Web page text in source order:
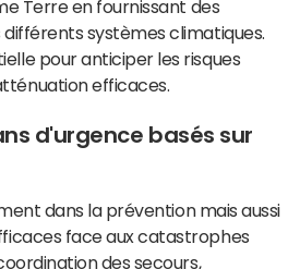
Terre en fournissant des
systèmes climatiques.
pour anticiper les risques
efficaces.
d'urgence basés sur
dans la prévention mais aussi
face aux catastrophes
des secours,